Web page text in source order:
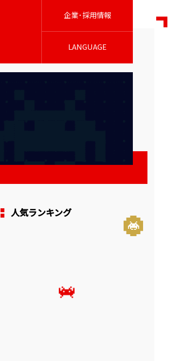
企業･採用情報
LANGUAGE
人気ランキング